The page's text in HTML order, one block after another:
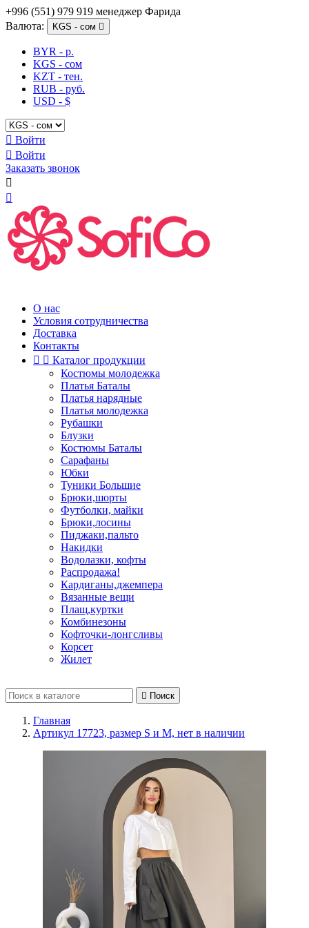
+996 (551) 979 919 менеджер Фарида
Валюта:
KGS - сом 
BYR - р.
KGS - сом
KZT - тен.
RUB - руб.
USD - $
 Войти
 Войти
Заказать звонок


О нас
Условия сотрудничества
Доставка
Контакты
  Каталог продукции
Костюмы молодежка
Платья Баталы
Платья нарядные
Платья молодежка
Рубашки
Блузки
Костюмы Баталы
Сарафаны
Юбки
Туники Большие
Брюки,шорты
Футболки, майки
Брюки,лосины
Пиджаки,пальто
Накидки
Водолазки, кофты
Распродажа!
Кардиганы,джемпера
Вязанные вещи
Плащ,куртки
Комбинезоны
Кофточки-лонгсливы
Корсет
Жилет
 Поиск
Главная
Артикул 17723, размер S и M, нет в наличии